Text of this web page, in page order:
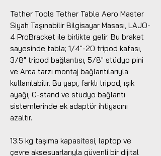
Tether Tools Tether Table Aero Master
Siyah Taşınabilir Bilgisayar Masası, LAJO-
4 ProBracket ile birlikte gelir. Bu braket
sayesinde tabla; 1/4"-20 tripod kafası,
3/8" tripod bağlantısı, 5/8" stüdyo pini
ve Arca tarzı montaj bağlantılarıyla
kullanılabilir. Bu yapı, farklı tripod, ışık
ayağı, C-stand ve stüdyo bağlantı
sistemlerinde ek adaptör ihtiyacını
azaltır.
13.5 kg taşıma kapasitesi, laptop ve
çevre aksesuarlarıyla güvenli bir dijital